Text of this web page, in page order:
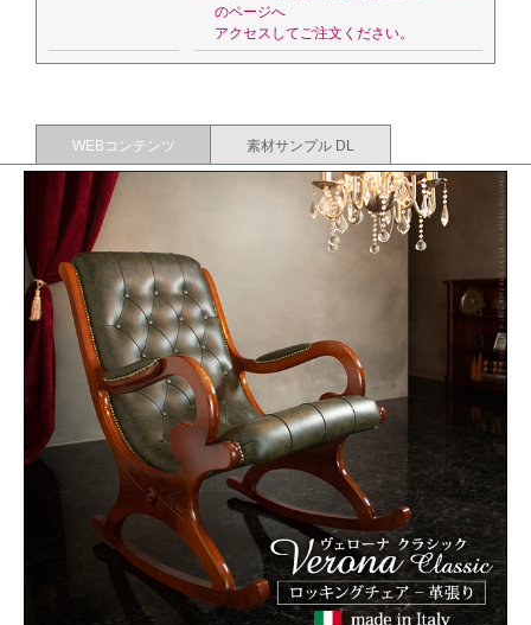
のページへ
アクセスしてご注文ください。
WEBコンテンツ 素材サンプル DL